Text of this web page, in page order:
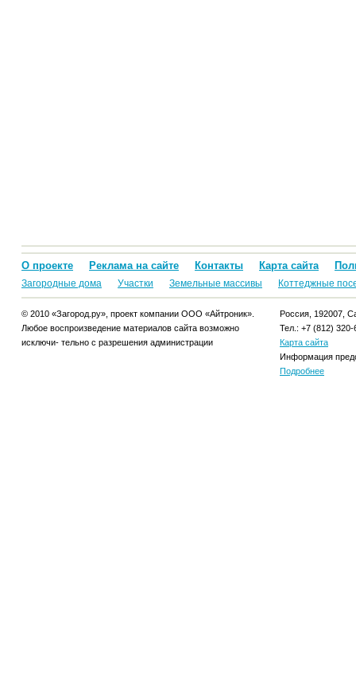
О проекте Реклама на сайте Контакты Карта сайта
Загородные дома Участки Земельные массивы Коттеджные
© 2010 «Загород.ру», проект компании ООО «Айтроник».
Любое воспроизведение материалов сайта возможно
исключи- тельно с разрешения администрации
Россия, 192007,
Тел.: +7 (812) 320-
Карта сайта
Информация
Подробнее